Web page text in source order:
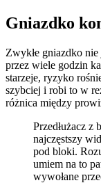
Gniazdko
Zwykłe gniazdko
przez wiele godzin
starzeje, ryzyko
szybciej i robi to w
różnica między
Przedłużacz z
najczęstszy
pod bloki.
umiem na to
wywołane